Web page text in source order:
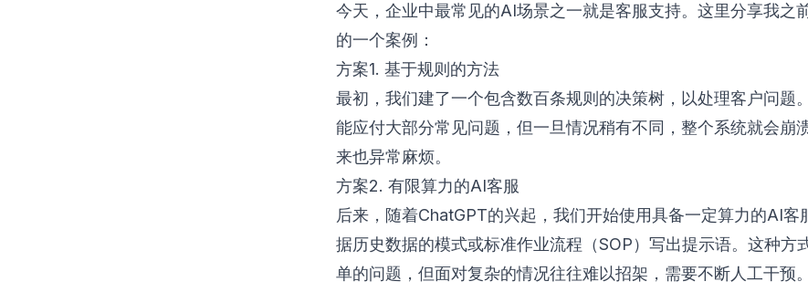
今天，企业中最常见的AI场景之一就是客服支持。这里分享我之
的一个案例：
方案1. 基于规则的方法
最初，我们建了一个包含数百条规则的决策树，以处理客户问题
能应付大部分常见问题，但一旦情况稍有不同，整个系统就会崩
来也异常麻烦。
方案2. 有限算力的AI客服
后来，随着ChatGPT的兴起，我们开始使用具备一定算力的AI客
据历史数据的模式或标准作业流程（SOP）写出提示语。这种方
单的问题，但面对复杂的情况往往难以招架，需要不断人工干预。